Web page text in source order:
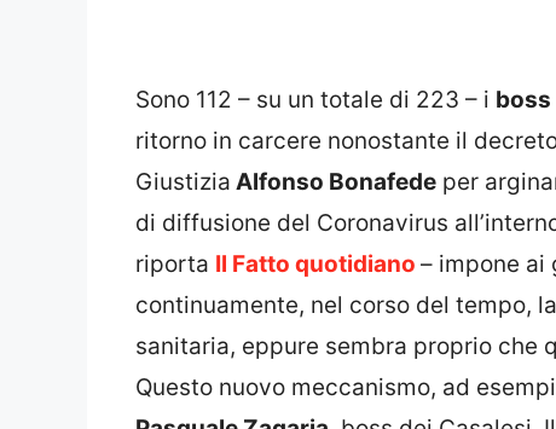
Sono 112 – su un totale di 223 – i boss
ritorno in carcere nonostante il
Giustizia Alfonso Bonafede per
di diffusione del Coronavirus
riporta Il Fatto quotidiano – impone
continuamente, nel corso del tempo,
sanitaria, eppure sembra proprio che
Questo nuovo meccanismo, ad